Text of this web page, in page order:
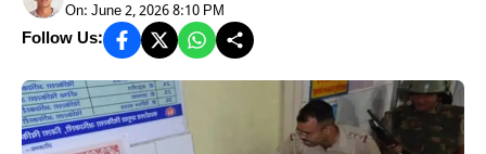
On: June 2, 2026 8:10 PM
Follow Us: